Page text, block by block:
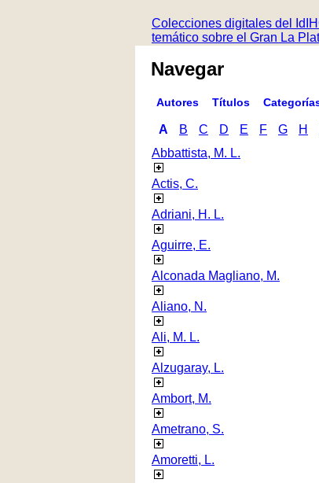
Colecciones digitales del
temático sobre el Gran La
Navegar
Autores Títulos
A B C D E F G H
Abbattista, M. L.
Actis, C.
Adriani, H. L.
Aguirre, E.
Alconada Magliano, M.
Aliano, N.
Ali, M. L.
Alzugaray, L.
Ambort, M.
Ametrano, S.
Amoretti, L.